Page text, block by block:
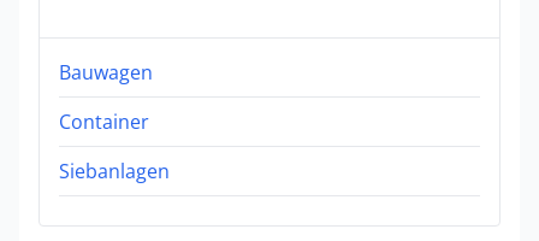
Bauwagen
Container
Siebanlagen